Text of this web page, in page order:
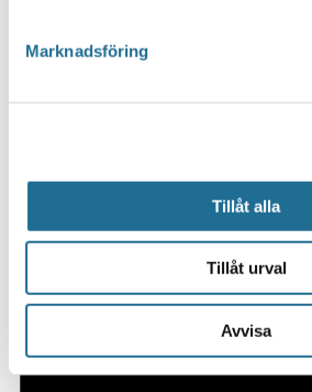
Marknadsföring
Tillåt alla
Tillåt urval
Avvisa